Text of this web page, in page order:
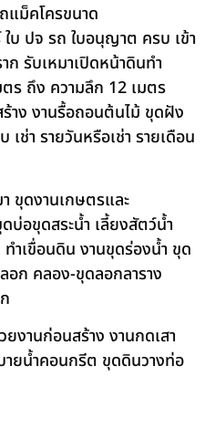
แม็คโครขนาด
บ ปจ รถ ใบอนุญาต ครบ เข้า
ก รับเหมาเปิดหน้าดินทำ
ร ถึง ความลึก 12 เมตร
าง งานรื้อถอนต้นไม้ ขุดฝัง
ช่า รายวันหรือเช่า รายเดือน
ขุดงานเกษตรและ
บ่อขุดสระน้ำ เลี้ยงสัตว์น้ำ
ำเขื่อนดิน งานขุดร่องน้ำ ขุด
อก คลอง-ขุดลอกลาราง
งานก่อนสร้าง งานกดเสา
ายน้ำคอนกรีต ขุดดินวางท่อ